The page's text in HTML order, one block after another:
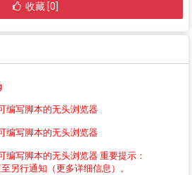
收藏 [0]
编写脚本的无头浏览器
编写脚本的无头浏览器
编写脚本的无头浏览器 重要提示：
另行通知（更多详细信息）。